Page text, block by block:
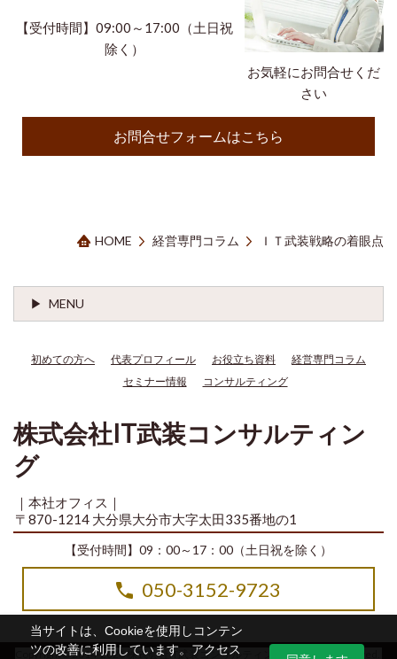
当サイトは、Cookieを使用しコンテン
ツの改善に利用しています。アクセス
お気軽にお問合せくだ
さい
【受付時間】09:00～17:00（土日祝
除く）
お問合せフォームはこちら
HOME 経営専門コラム ＩＴ武装戦略の着眼点
MENU
初めての方へ 代表プロフィール お役立ち資料
経営専門コラム
セミナー情報
コンサルティング
株式会社IT武装コンサルティン
グ
｜本社オフィス｜
〒870-1214 大分県大分市大字太田335番地の1
【受付時間】09：00～17：00（土日祝を除く）
050-3152-9723
Copyright© 2014-2026 株式会社IT武装コンサルティング All Rights Reserved.